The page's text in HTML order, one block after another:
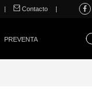
| Contacto |
PREVENTA